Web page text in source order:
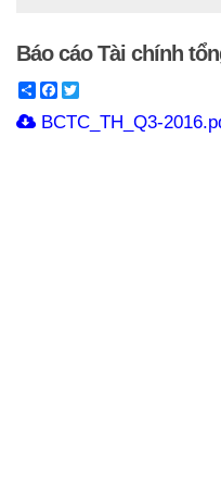
Báo cáo Tài chính
ShareFacebook
BCTC_TH_Q3-